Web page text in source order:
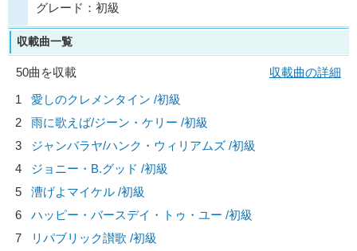
グレード：初級
収載曲一覧
50曲を収載
収載曲の詳細
1
愛しのクレメンタイン /初級
2
雨に歌えば/ジーン・ケリー /初級
3
ジャンバラヤ/ハンク・ウィリアムズ /初級
4
ジョニー・B.グッド /初級
5
漕げよマイケル /初級
6
ハッピー・バースデイ・トゥ・ユー /初級
7
リパブリック讃歌 /初級